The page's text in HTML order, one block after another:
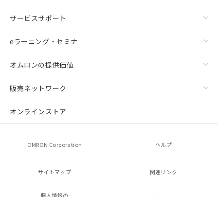
サービスサポート
eラーニング・セミナ
オムロンの提供価値
販売ネットワーク
オンラインストア
OMRON Corporation ヘルプ
サイトマップ 関連リンク
個人情報の